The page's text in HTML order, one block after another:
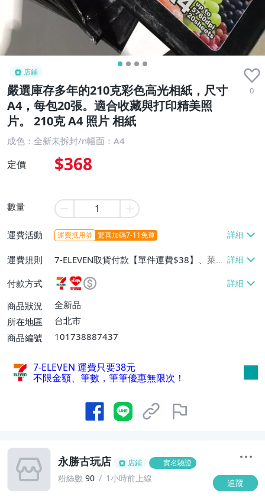
店鋪
嚴選庫存多年的210克彩色高光相紙，尺寸
A4，每包20張。適合收藏與打印精美照
片。 210克 A4 照片 相紙
0
成色：全新未拆封/n幅面：A4
定價 $368
數量
運費活動 運費抵用券 驚喜加碼7-11免運
運費規則
7-ELEVEN取貨付款【單件運費$38】、萊爾
富取貨付款【單件運費$60】、宅配/貨運
【單件運費$130】
付款方式
商品狀況
全新品
所在地區
台北市
商品編號
101738887437
7-ELEVEN 運費只要38元
不限金額、筆數，筆筆優惠無限次！
永勝古玩店 店鋪 實名驗證
粉絲數 90 1小時前上線 追蹤